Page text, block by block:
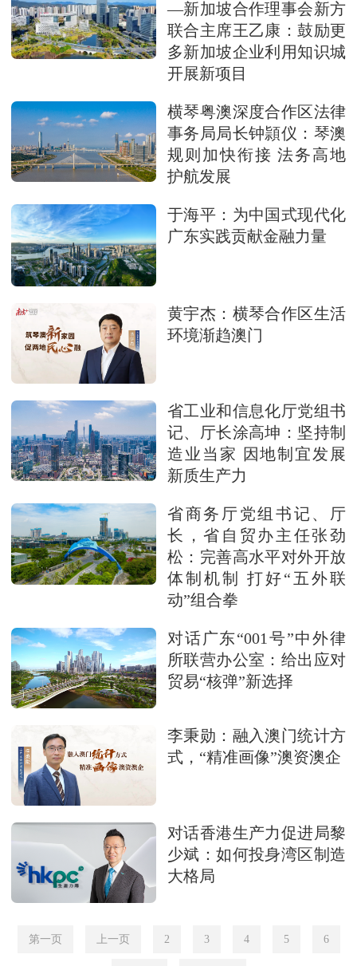
—新加坡合作理事会新方
联合主席王乙康：鼓励更
多新加坡企业利用知识城
开展新项目
横琴粤澳深度合作区法律
事务局局长钟頴仪：琴澳
规则加快衔接 法务高地
护航发展
于海平：为中国式现代化
广东实践贡献金融力量
黄宇杰：横琴合作区生活
环境渐趋澳门
省工业和信息化厅党组书
记、厅长涂高坤：坚持制
造业当家 因地制宜发展
新质生产力
省商务厅党组书记、厅
长，省自贸办主任张劲
松：完善高水平对外开放
体制机制 打好“五外联
动”组合拳
对话广东“001号”中外律
所联营办公室：给出应对
贸易“核弹”新选择
李秉勋：融入澳门统计方
式，“精准画像”澳资澳企
对话香港生产力促进局黎
少斌：如何投身湾区制造
大格局
第一页 上一页 2 3 4 5 6